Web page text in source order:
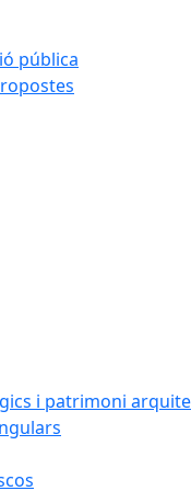
pública
i patrimoni